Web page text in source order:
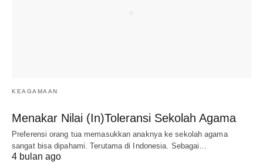
KEAGAMAAN
Menakar Nilai (In)Toleransi Sekolah Agama
Preferensi orang tua memasukkan anaknya ke sekolah agama
sangat bisa dipahami. Terutama di Indonesia. Sebagai…
4 bulan ago